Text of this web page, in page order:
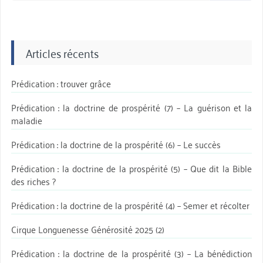
Articles récents
Prédication : trouver grâce
Prédication : la doctrine de prospérité (7) – La guérison et la
maladie
Prédication : la doctrine de la prospérité (6) – Le succès
Prédication : la doctrine de la prospérité (5) – Que dit la Bible
des riches ?
Prédication : la doctrine de la prospérité (4) – Semer et récolter
Cirque Longuenesse Générosité 2025 (2)
Prédication : la doctrine de la prospérité (3) – La bénédiction